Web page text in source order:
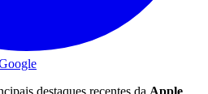
destaques recentes da Apple